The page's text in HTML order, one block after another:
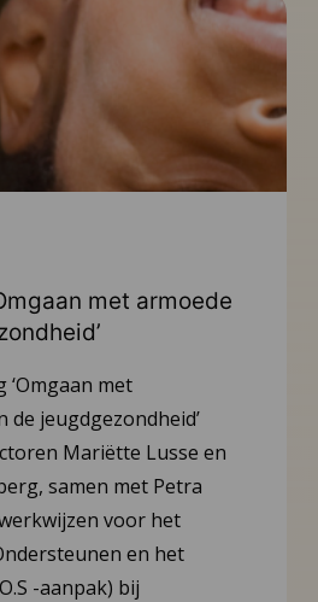
met armoede
met
de jeugdgezondheid’
Mariëtte Lusse en
samen met Petra
voor het
en het
-aanpak) bij